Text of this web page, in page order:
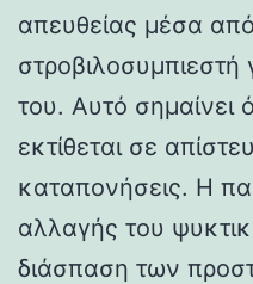
απευθείας μέσα
του. Αυτό σημαίνει
εκτίθεται σε
καταπονήσεις. Η
αλλαγής του
διάσπαση των